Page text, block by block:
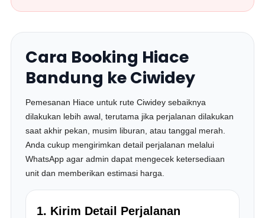
Cara Booking Hiace
Bandung ke Ciwidey
Pemesanan Hiace untuk rute Ciwidey sebaiknya
dilakukan lebih awal, terutama jika perjalanan dilakukan
saat akhir pekan, musim liburan, atau tanggal merah.
Anda cukup mengirimkan detail perjalanan melalui
WhatsApp agar admin dapat mengecek ketersediaan
unit dan memberikan estimasi harga.
1. Kirim Detail Perjalanan